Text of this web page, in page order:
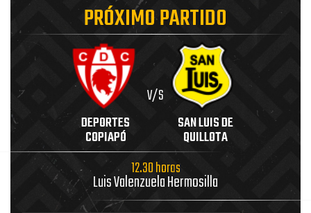
PRÓXIMO PARTIDO
DEPORTES
COPIAPÓ
V/S
SAN LUIS DE
QUILLOTA
12.30 horas
Luis Valenzuela Hermosilla